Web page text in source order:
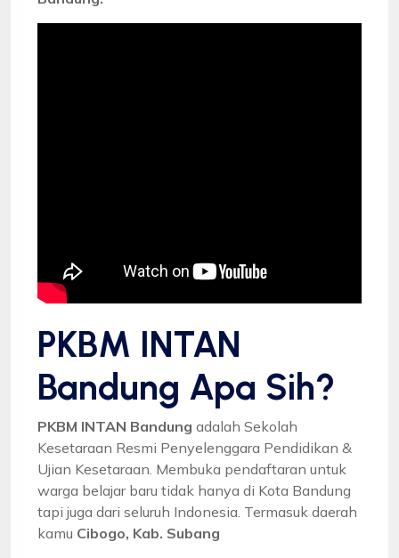
PKBM INTAN
Bandung Apa Sih?
PKBM INTAN Bandung adalah Sekolah
Kesetaraan Resmi Penyelenggara Pendidikan &
Ujian Kesetaraan. Membuka pendaftaran untuk
warga belajar baru tidak hanya di Kota Bandung
tapi juga dari seluruh Indonesia. Termasuk daerah
kamu Cibogo, Kab. Subang